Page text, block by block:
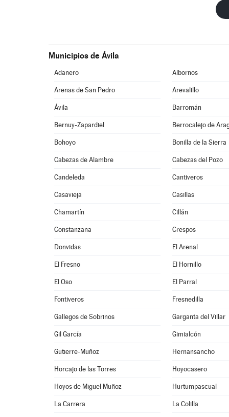
Municipios de Ávila
Adanero Albornos
Arenas de San Pedro Arevalillo
Ávila Barromán
Bernuy-Zapardiel Berrocalejo de
Bohoyo Bonilla de la Sierra
Cabezas de Alambre Cabezas del Pozo
Candeleda Cantiveros
Casavieja Casillas
Chamartín Cillán
Constanzana Crespos
Donvidas El Arenal
El Fresno El Hornillo
El Oso El Parral
Fontiveros Fresnedilla
Gallegos de Sobrinos Garganta del Villar
Gil García Gimialcón
Gutierre-Muñoz Hernansancho
Horcajo de las Torres Hoyocasero
Hoyos de Miguel Muñoz Hurtumpascual
La Carrera La Colilla